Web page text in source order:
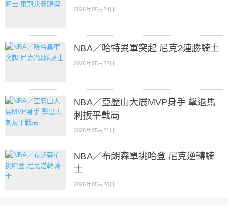
2026年05月24日
NBA／哈特異軍突起 尼克2連勝騎士
2026年05月22日
NBA／亞歷山大展MVP身手 擊退馬
刺扳平戰局
2026年05月21日
NBA／布朗森單挑哈登 尼克逆轉騎
士
2026年05月20日